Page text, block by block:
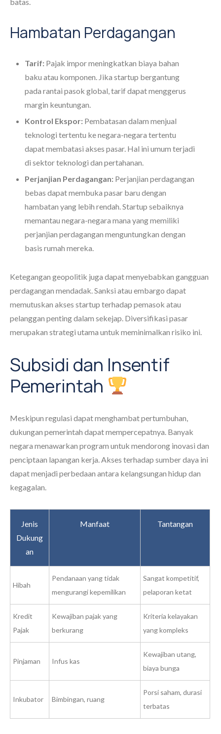
Hambatan Perdagangan
Tarif: Pajak impor meningkatkan biaya bahan
baku atau komponen. Jika startup bergantung
pada rantai pasok global, tarif dapat menggerus
margin keuntungan.
Kontrol Ekspor: Pembatasan dalam menjual
teknologi tertentu ke negara-negara tertentu
dapat membatasi akses pasar. Hal ini umum terjadi
di sektor teknologi dan pertahanan.
Perjanjian Perdagangan: Perjanjian perdagangan
bebas dapat membuka pasar baru dengan
hambatan yang lebih rendah. Startup sebaiknya
memantau negara-negara mana yang memiliki
perjanjian perdagangan menguntungkan dengan
basis rumah mereka.
Ketegangan geopolitik juga dapat menyebabkan gangguan
perdagangan mendadak. Sanksi atau embargo dapat
memutuskan akses startup terhadap pemasok atau
pelanggan penting dalam sekejap. Diversifikasi pasar
merupakan strategi utama untuk meminimalkan risiko ini.
Subsidi dan Insentif
Pemerintah
Meskipun regulasi dapat menghambat pertumbuhan,
dukungan pemerintah dapat mempercepatnya. Banyak
negara menawarkan program untuk mendorong inovasi dan
penciptaan lapangan kerja. Akses terhadap sumber daya ini
dapat menjadi perbedaan antara kelangsungan hidup dan
kegagalan.
Jenis
Dukung
an
Manfaat Tantangan
Hibah
Pendanaan yang tidak
mengurangi kepemilikan
Sangat kompetitif,
pelaporan ketat
Kredit
Pajak
Kewajiban pajak yang
berkurang
Kriteria kelayakan
yang kompleks
Pinjaman Infus kas
Kewajiban utang,
biaya bunga
Inkubator Bimbingan, ruang
Porsi saham, durasi
terbatas